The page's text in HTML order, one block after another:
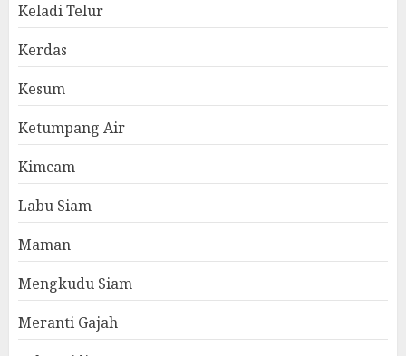
Keladi Telur
Kerdas
Kesum
Ketumpang Air
Kimcam
Labu Siam
Maman
Mengkudu Siam
Meranti Gajah